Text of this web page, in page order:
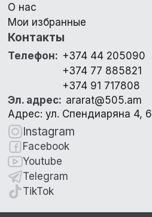
О нас
Мои избранные
Контакты
Телефон: +374 44 205090
+374 77 885821
+374 91 717808
Эл. адрес: ararat@505.am
Адрес: ул. Спендиаряна 4, 6
Instagram
Facebook
Youtube
Telegram
TikTok